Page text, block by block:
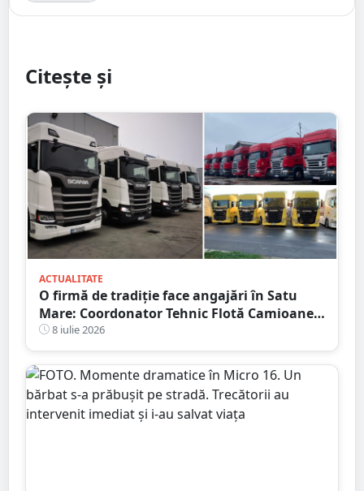
Citește și
ACTUALITATE
O firmă de tradiție face angajări în Satu
Mare: Coordonator Tehnic Flotă Camioane,
Dispecer Transport Marfă Internațional,
Contabil cu Experiență
8 iulie 2026